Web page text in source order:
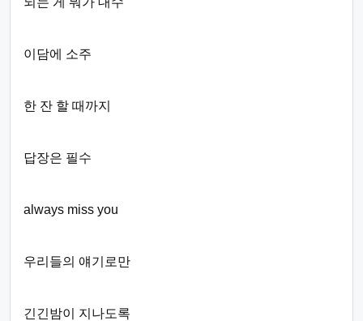
이담에 소주
한 잔 할 때까지
답장은 필수
always miss you
우리들의 얘기로만
긴긴밤이 지나도록